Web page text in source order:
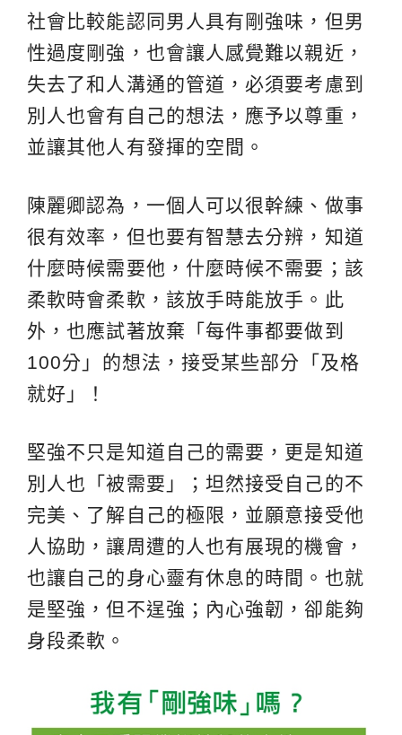
社會比較能認同男人具有剛強味，但男
性過度剛強，也會讓人感覺難以親近，
失去了和人溝通的管道，必須要考慮到
別人也會有自己的想法，應予以尊重，
並讓其他人有發揮的空間。
陳麗卿認為，一個人可以很幹練、做事
很有效率，但也要有智慧去分辨，知道
什麼時候需要他，什麼時候不需要；該
柔軟時會柔軟，該放手時能放手。此
外，也應試著放棄「每件事都要做到
100分」的想法，接受某些部分「及格
就好」！
堅強不只是知道自己的需要，更是知道
別人也「被需要」；坦然接受自己的不
完美、了解自己的極限，並願意接受他
人協助，讓周遭的人也有展現的機會，
也讓自己的身心靈有休息的時間。也就
是堅強，但不逞強；內心強韌，卻能夠
身段柔軟。